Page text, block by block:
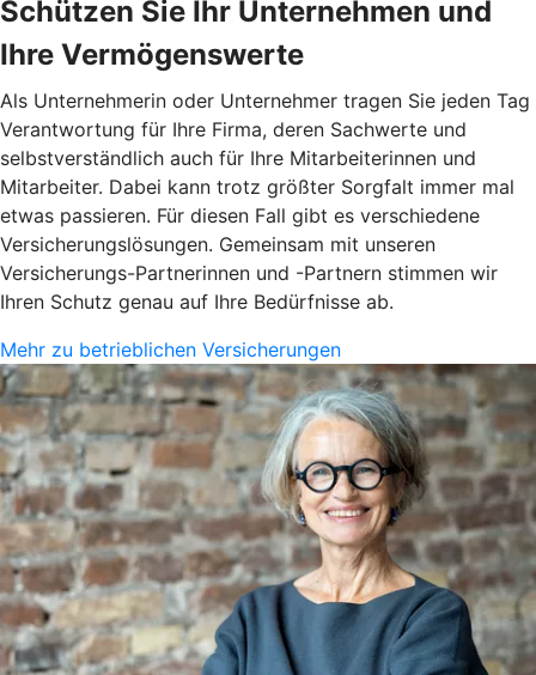
Schützen Sie Ihr Unternehmen und
Ihre Vermögenswerte
Als Unternehmerin oder Unternehmer tragen Sie jeden Tag
Verantwortung für Ihre Firma, deren Sachwerte und
selbstverständlich auch für Ihre Mitarbeiterinnen und
Mitarbeiter. Dabei kann trotz größter Sorgfalt immer mal
etwas passieren. Für diesen Fall gibt es verschiedene
Versicherungslösungen. Gemeinsam mit unseren
Versicherungs-Partnerinnen und -Partnern stimmen wir
Ihren Schutz genau auf Ihre Bedürfnisse ab.
Mehr zu betrieblichen Versicherungen